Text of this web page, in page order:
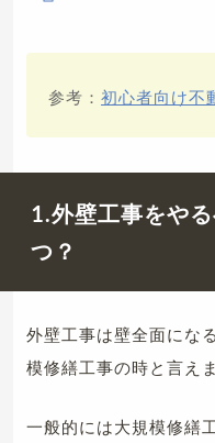
参考： 初心者向け不
1.外壁工事をや
つ？
外壁工事は壁全面にな
模修繕工事の時と言えま
一般的には大規模修繕